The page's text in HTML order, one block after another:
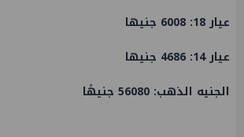
عيار 18: 6008 جنيها
عيار 14: 4686 جنيها
الجنيه الذهب: 56080 جنيهًا